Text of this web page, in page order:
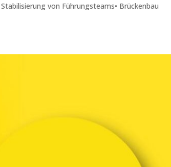
von Führungsteams• Brückenbau